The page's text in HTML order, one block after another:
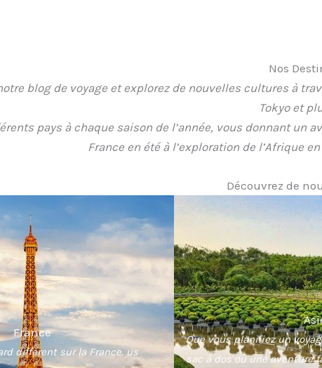
Nos
blog de voyage et explorez de nouvelles cultures à
Tokyo et
pays à chaque saison de l’année, vous donnant un
France en été à l’exploration de l’Afrique
Découvrez de
France
différent sur la France. us
Que vous planifiez un
sac à dos ou une aventure